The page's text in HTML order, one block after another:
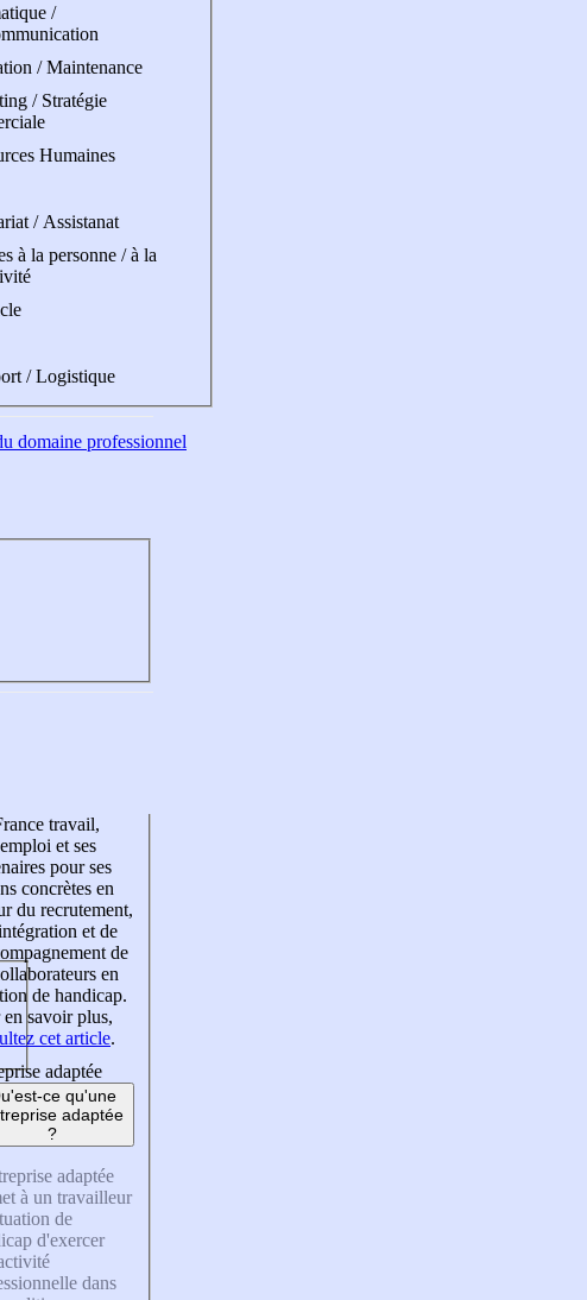
/
/ Maintenance
/ Stratégie
Humaines
/ Assistanat
à la personne / à la
/ Logistique
domaine professionnel
travail,
et ses
pour ses
concrètes en
du recrutement,
et de
de
en
de handicap.
en savoir plus,
cet article.
adaptée
ce qu'une
adaptée
?
adaptée
à un travailleur
de
d'exercer
dans